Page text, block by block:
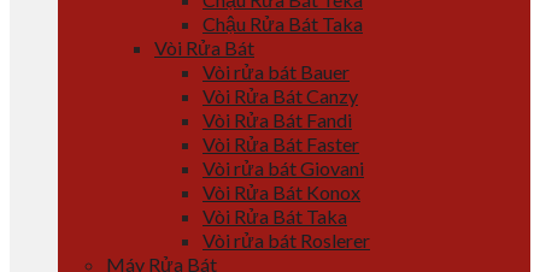
Chậu Rửa Bát Taka
Vòi Rửa Bát
Vòi rửa bát Bauer
Vòi Rửa Bát Canzy
Vòi Rửa Bát Fandi
Vòi Rửa Bát Faster
Vòi rửa bát Giovani
Vòi Rửa Bát Konox
Vòi Rửa Bát Taka
Vòi rửa bát Roslerer
Máy Rửa Bát